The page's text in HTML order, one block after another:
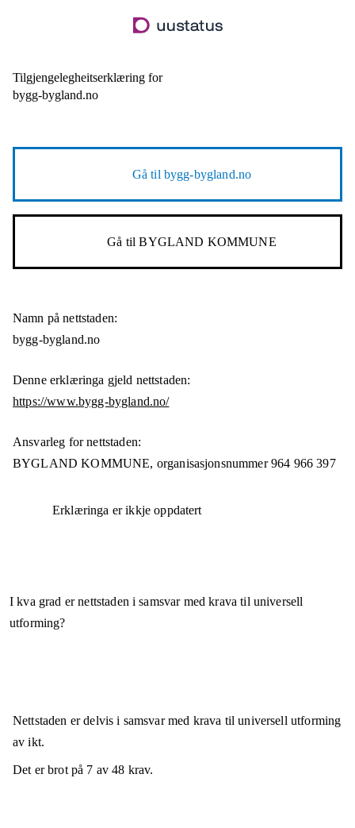
til
Tilgjengelegheitserklæring for
bygg-bygland.no
Gå til bygg-bygland.no
Gå tilBYGLAND KOMMUNE
Namn på nettstaden:
bygg-bygland.no
Denne erklæringa gjeld nettstaden:
https://www.bygg-bygland.no/
Ansvarleg for nettstaden:
BYGLAND KOMMUNE, organisasjonsnummer 964 966 397
Erklæringa er ikkje oppdatert
I kva grad er nettstaden i samsvar med krava til universell
utforming?
Nettstaden erdelvis i samsvarmed krava til universell utforming
av ikt.
Det er brot på 7 av48 krav.